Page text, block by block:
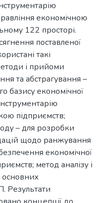
економічною
122 просторі.
поставленої
такі
і прийоми
та абстрагування –
базису економічної
підприємств;
– для розробки
щодо ранжування
економічної
метод аналізу і
основних
Результати